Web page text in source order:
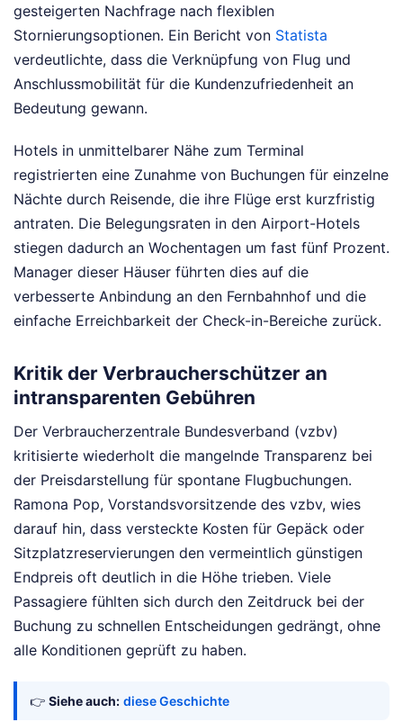
gesteigerten Nachfrage nach flexiblen
Stornierungsoptionen. Ein Bericht von Statista
verdeutlichte, dass die Verknüpfung von Flug und
Anschlussmobilität für die Kundenzufriedenheit an
Bedeutung gewann.
Hotels in unmittelbarer Nähe zum Terminal
registrierten eine Zunahme von Buchungen für einzelne
Nächte durch Reisende, die ihre Flüge erst kurzfristig
antraten. Die Belegungsraten in den Airport-Hotels
stiegen dadurch an Wochentagen um fast fünf Prozent.
Manager dieser Häuser führten dies auf die
verbesserte Anbindung an den Fernbahnhof und die
einfache Erreichbarkeit der Check-in-Bereiche zurück.
Kritik der Verbraucherschützer an
intransparenten Gebühren
Der Verbraucherzentrale Bundesverband (vzbv)
kritisierte wiederholt die mangelnde Transparenz bei
der Preisdarstellung für spontane Flugbuchungen.
Ramona Pop, Vorstandsvorsitzende des vzbv, wies
darauf hin, dass versteckte Kosten für Gepäck oder
Sitzplatzreservierungen den vermeintlich günstigen
Endpreis oft deutlich in die Höhe trieben. Viele
Passagiere fühlten sich durch den Zeitdruck bei der
Buchung zu schnellen Entscheidungen gedrängt, ohne
alle Konditionen geprüft zu haben.
👉 Siehe auch: diese Geschichte